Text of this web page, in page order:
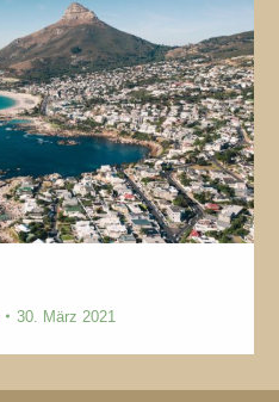
30. März 2021